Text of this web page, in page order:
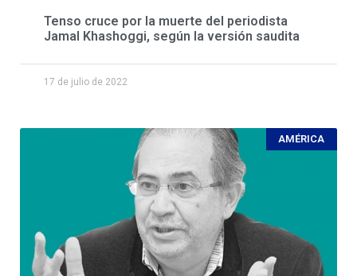
Tenso cruce por la muerte del periodista
Jamal Khashoggi, según la versión saudita
17 de julio de 2022
AMÉRICA